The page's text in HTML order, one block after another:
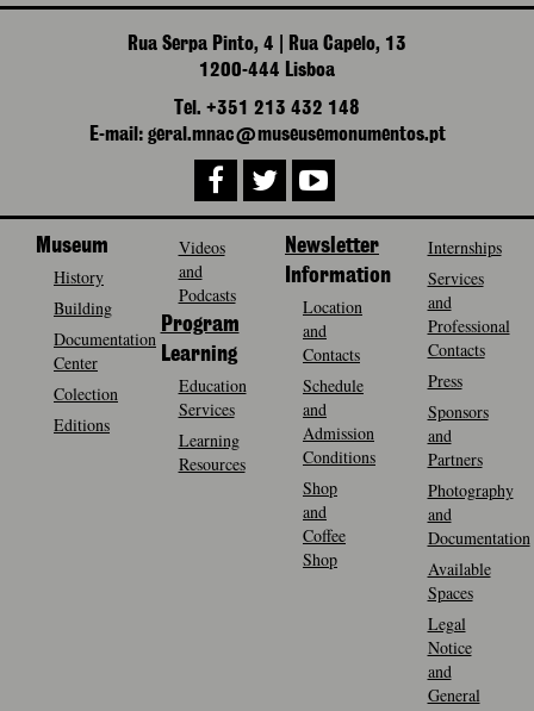
Rua Serpa Pinto, 4 | Rua Capelo, 13
1200-444 Lisboa
Tel. +351 213 432 148
E-mail: geral.mnac@museusemonumentos.pt
Museum
History
Building
Documentation
Center
Colection
Editions
Videos
and
Podcasts
Program
Learning
Education
Services
Learning
Resources
Newsletter
Information
Location
and
Contacts
Schedule
and
Admission
Conditions
Shop
and
Coffee
Shop
Internships
Services
and
Professional
Contacts
Press
Sponsors
and
Partners
Photography
and
Documentation
Available
Spaces
Legal
Notice
and
General